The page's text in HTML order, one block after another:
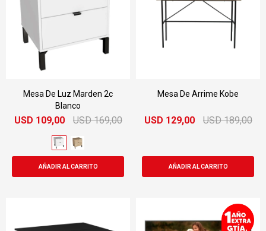
Mesa De Luz Marden 2c
Blanco
USD 109,00 USD 169,00
Mesa De Arrime Kobe
USD 129,00 USD 189,00